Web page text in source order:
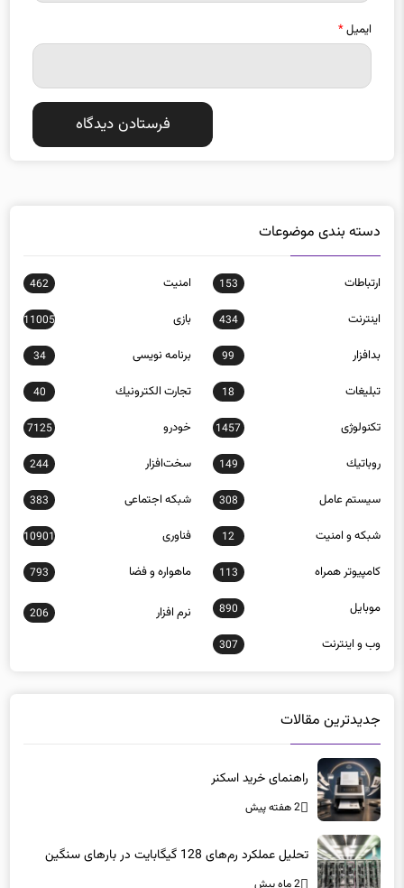
ایمیل*
دسته بندی موضوعات
ارتباطات 153 امنيت 462
اينترنت 434 بازی 11005
بدافزار 99 برنامه نويسی 34
تبلیغات 18 تجارت الكترونيك 40
تکنولوژی 1457 خودرو 7125
روباتيك 149 سخت‌افزار 244
سيستم عامل 308 شبكه اجتماعی 383
شبكه و امنيت 12 فناوری 10901
كامپيوتر همراه 113 ماهواره و فضا 793
موبايل 890 نرم افزار 206
وب و اينترنت 307
جدیدترین مقالات
راهنمای خرید اسکنر
2 هفته پیش
تحلیل عملکرد رم‌های 128 گیگابایت در بارهای سنگین
2 ماه پیش